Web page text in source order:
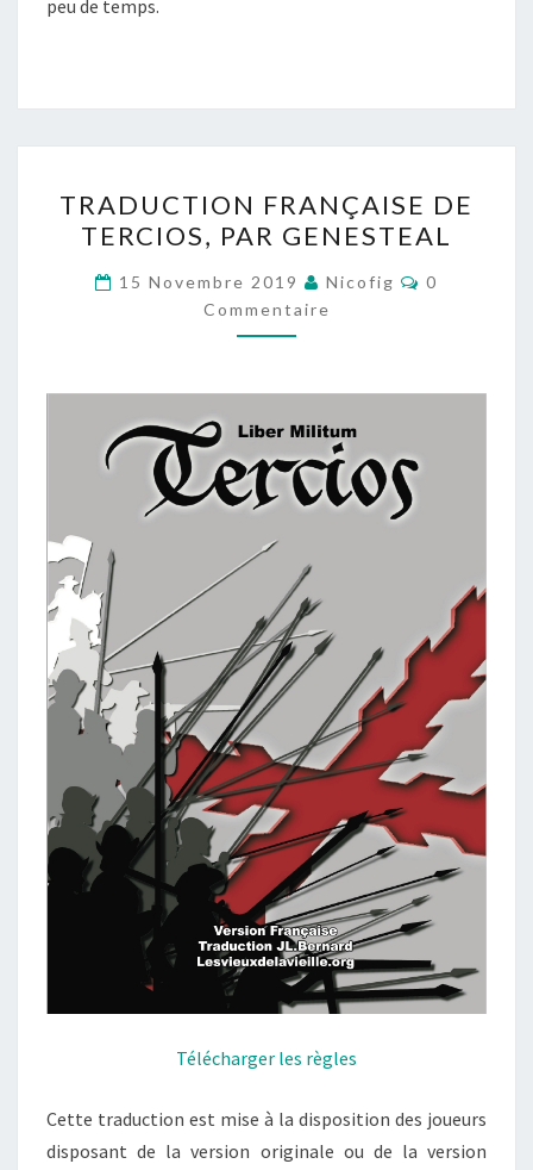
peu de temps.
FRANÇAISE
DE
TERCIOS,
PAR
GENESTEAL
TRADUCTION FRANÇAISE DE
TERCIOS, PAR GENESTEAL
15 Novembre 2019 Nicofig
0
Commentaire
Télécharger les règles
Cette traduction est mise à la disposition des joueurs
disposant de la version originale ou de la version